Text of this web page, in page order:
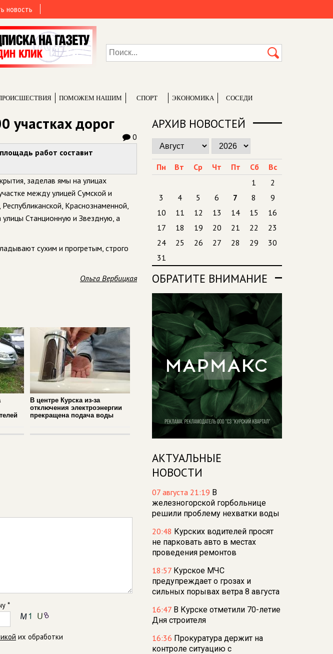
новость
ПОМОЖЕМ НАШИМ СПОРТ ЭКОНОМИКА СОСЕДИ
участках дорог
0
работ составит
заделав ямы на улицах
между улицей Сумской и
Краснознаменной,
Станционную и Звездную, а
сухим и прогретым, строго
Ольга Вербицкая
В центре Курска из‑за
отключения электроэнергии
прекращена подача воды
*
их обработки
АРХИВ НОВОСТЕЙ
Пн Вт Ср Чт Пт Сб
Вс
1
2
3
4 5 6 7 8
9
10
11 12 13 14 15
16
17
18 19 20 21 22
23
24
25 26 27 28 29
30
31
ОБРАТИТЕ ВНИМАНИЕ
АКТУАЛЬНЫЕ
НОВОСТИ
07 августа 21:19 В
железногорской горбольнице
решили проблему нехватки воды
20:48 Курских водителей просят
не парковать авто в местах
проведения ремонтов
18:57 Курское МЧС
предупреждает о грозах и
сильных порывах ветра 8 августа
16:47 В Курске отметили 70-летие
Дня строителя
16:36 Прокуратура держит на
контроле ситуацию с